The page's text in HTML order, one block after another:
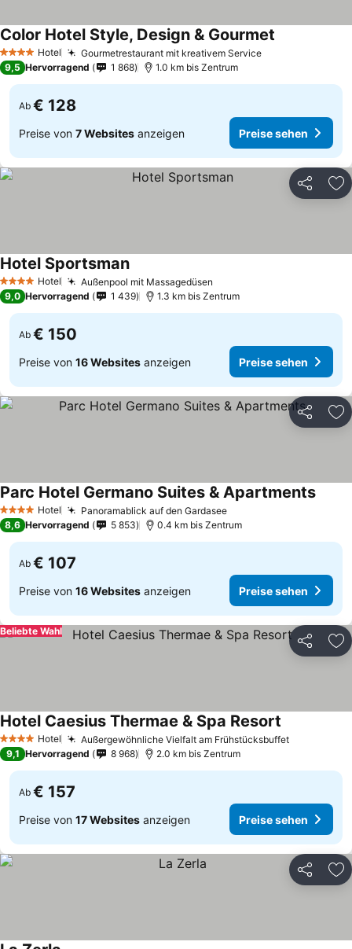
4 Sterne Hotel Gourmetrestaurant mit kreativem Service
Color Hotel Style, Design & Gourmet
9,5 Hervorragend 1 868 1.0 km bis Zentrum
Ab € 128
Preise von 7 Websites anzeigen Preise sehen
Teilen
4 Sterne Hotel Außenpool mit Massagedüsen
Hotel Sportsman
9,0 Hervorragend 1 439 1.3 km bis Zentrum
Ab € 150
Preise von 16 Websites anzeigen Preise sehen
Teilen
4 Sterne Hotel Panoramablick auf den Gardasee
Parc Hotel Germano Suites & Apartments
8,6 Hervorragend 5 853 0.4 km bis Zentrum
Ab € 107
Preise von 16 Websites anzeigen Preise sehen
Teilen
Beliebte Wahl
4 Sterne Hotel Außergewöhnliche Vielfalt am Frühstücksbuffet
Hotel Caesius Thermae & Spa Resort
9,1 Hervorragend 8 968 2.0 km bis Zentrum
Ab € 157
Preise von 17 Websites anzeigen Preise sehen
Teilen